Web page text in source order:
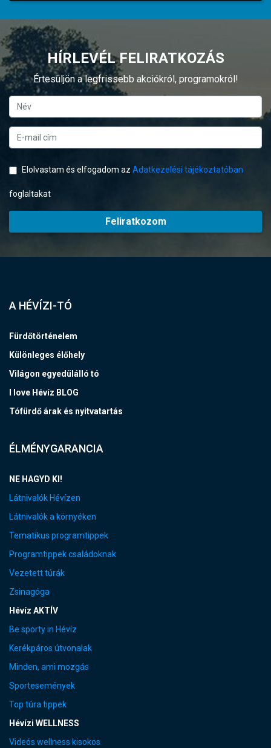
HÍRLEVÉL FELIRATKOZÁS
Értesüljön a legfrissebb akciókról, programokról!
Elolvastam és elfogadom az Adatkezelési tájékoztatóban
foglaltakat
Feliratkozom
A HÉVÍZI-TÓ
Fürdőtörténelem
Különleges élőhely
Világon egyedülálló tó
I love Hévíz BLOG
Tófürdő árak és nyitvatartás
ÉLMÉNYGARANCIA
NE HAGYD KI!
Látnivalók Hévízen
Látnivalók a környéken
Tematikus programtippek
Programtippek családoknak
Vezetett túrák
Zsinagóga
Hévíz AKTÍV
Be sporty in Hévíz
Kerékpáros útvonalak
Minden, ami mozgás
Sportesemények
Top túra tippek
Hévízi WELLNESS
Videós wellness kisokos